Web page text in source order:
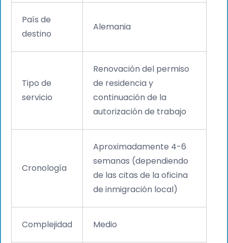
País de
destino
Alemania
Tipo de
servicio
Renovación del permiso
de residencia y
continuación de la
autorización de trabajo
Cronología
Aproximadamente 4-6
semanas (dependiendo
de las citas de la oficina
de inmigración local)
Complejidad Medio